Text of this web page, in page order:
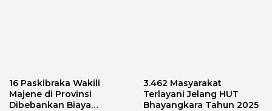
16 Paskibraka Wakili
Majene di Provinsi
Dibebankan Biaya
3.462 Masyarakat
Terlayani Jelang HUT
Bhayangkara Tahun 2025